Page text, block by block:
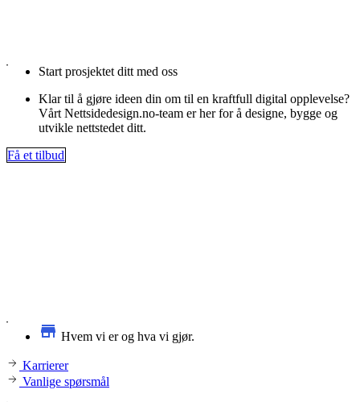
Start prosjektet ditt med oss
Klar til å gjøre ideen din om til en kraftfull digital opplevelse?
Vårt Nettsidedesign.no-team er her for å designe, bygge og
utvikle nettstedet ditt.
Få et tilbud
Hvem vi er og hva vi gjør.
Karrierer
Vanlige spørsmål